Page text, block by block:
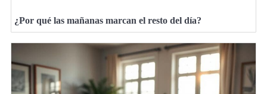
¿Por qué las mañanas marcan el resto del día?